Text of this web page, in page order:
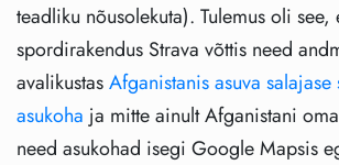
teadliku nõusolekuta). Tulemus oli see,
spordirakendus Strava võttis need
avalikustasAfganistanis asuva
asukoha ja mitte ainult Afganistani
need asukohad isegi Google Mapsis